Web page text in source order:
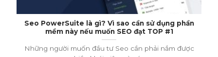
Seo PowerSuite là gì? Vì sao cần sử dụng phần
mềm này nếu muốn SEO đạt TOP #1
Những người muốn đầu tư Seo cần phải nắm được